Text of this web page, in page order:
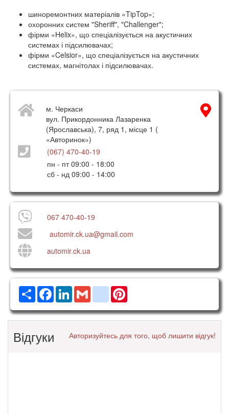
шиноремонтних матеріалів «TipTop»;
охоронних систем "Sheriff", "Challenger";
фірми «Helix», що спеціалізується на акустичних
системах і підсилювачах;
фірми «Celsior», що спеціалізується на акустичних
системах, магнітолах і підсилювачах.
м. Черкаси
вул. Прикордонника Лазаренка
(Ярославська), 7, ряд 1, місце 1 (
«Авторинок»)
(067) 470-40-19
пн - пт 09:00 - 18:00
сб - нд 09:00 - 14:00
067 470-40-19
automir.ck.ua@gmail.com
automir.ck.ua
РесурсFacebook
LinkedInGmail google_bookmarks
Відгуки Авторизуйтесь для того, щоб лишити відгук!